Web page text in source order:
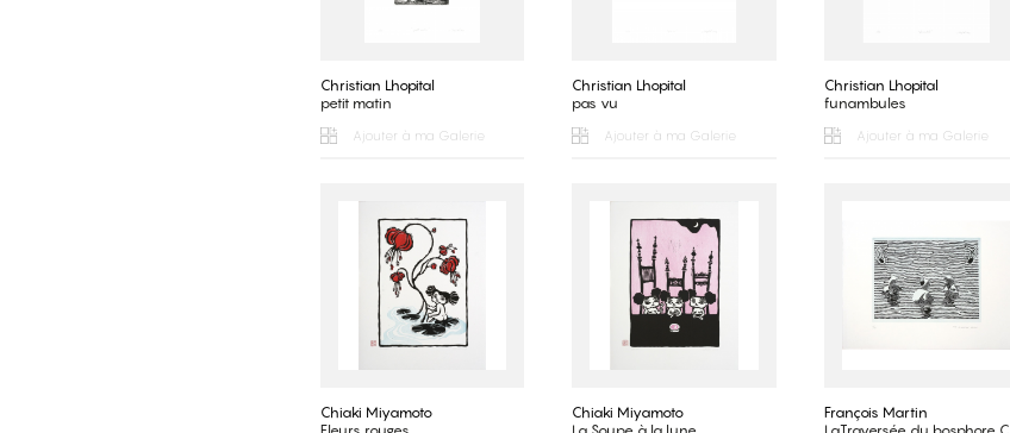
Christian Lhopital
petit matin
Ajouter à ma Galerie
Christian Lhopital
pas vu
Ajouter à ma Galerie
Christian Lhopital
funambules
Ajouter à ma Galerie
Chiaki Miyamoto
Chiaki Miyamoto
François Martin